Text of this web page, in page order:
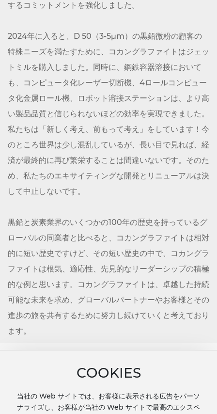
するコミットメントを強化しました。
2024年に入ると、D 50（3-5μm）の黒鉛微粉の顧客の
特殊ニーズを満たすために、コカングラファイト はジェッ
トミルを購入しました。同時に、鋼鉄容器溶接において
も、コンピュータ化レーザー切断機、4ロールコンピュー
タ化金属ロール機、ロボット溶接ステーションは、より高
い製品品質と信じられないほどの効率を実現できました。
私たちは「新しく考え、前もって考え」をしています！今
のところ世界は少し混乱しているが、長い目で見れば、経
済が最終的に再び繁栄することは間違いないです。そのた
め、私たちのエキサイティングな開発とリニューアルは決
して中止しないです。
黒鉛と炭素業界のいくつかの100年の歴史を持っているグ
ローバルの同業者と比べると、コカングラファイトは相対
的に短い歴史ですけど、その短い歴史の中で、コカングラ
ファイト は根気、適応性、先見的なリーダーシップの積極
的な例と思います。コカングラファイト は、卓越した持続
可能な未来を求め、グローバルパートナーやお客様とその
進歩の旅を共有するために努力し続けていくと考えており
ます。
Tel: 86-139-7103-4090COOKIES
当社の Web サイトでは、お客様に表示される広告をパーソ
ナライズし、お客様が当社の Web サイトで最高のエクスペ